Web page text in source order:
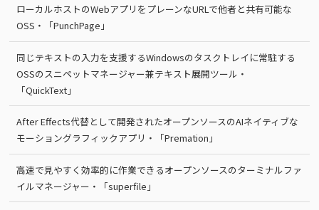
ローカルホストのWebアプリをプレーンなURLで他者と共有可能な
OSS・「PunchPage」
同じテキストの入力を支援するWindowsのタスクトレイに常駐する
OSSのスニペットマネージャー兼テキスト展開ツール・
「QuickText」
After Effects代替として開発されたオープンソースのAIネイティブな
モーショングラフィックアプリ・「Premation」
高速で見やすく効率的に作業できるオープンソースのターミナルファ
イルマネージャー・「superfile」